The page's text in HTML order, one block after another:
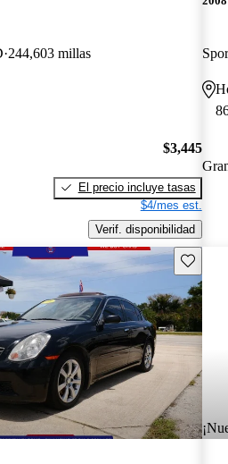
244,603 millas
$3,445
El precio incluye tasas
$4/mes est.
Verif. disponibilidad
Guarda